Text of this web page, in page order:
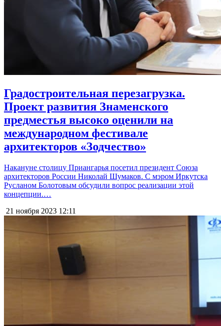
Градостроительная перезагрузка.
Проект развития Знаменского
предместья высоко оценили на
международном фестивале
архитекторов «Зодчество»
Накануне столицу Приангарья посетил президент Союза
архитекторов России Николай Шумаков. С мэром Иркутска
Русланом Болотовым обсудили вопрос реализации этой
концепции.…
21 ноября 2023 12:11